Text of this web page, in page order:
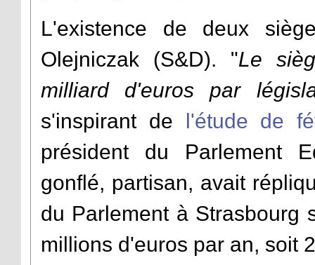
L'existence de deux
Olejniczak (S&D). "Le
milliard d'euros par
s'inspirant de l'étude de
président du Parlement
gonflé, partisan, avait
du Parlement à
millions d'euros par an, soit